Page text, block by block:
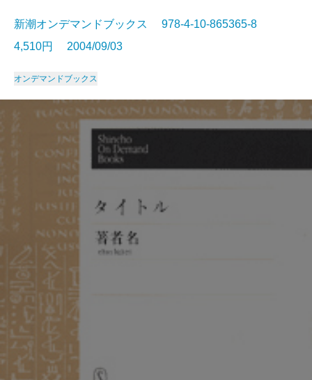
新潮オンデマンドブックス 978-4-10-865365-8
4,510円 2004/09/03
オンデマンドブックス